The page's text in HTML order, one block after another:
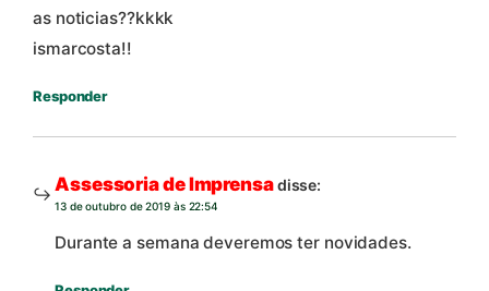
as noticias??kkkk
ismarcosta!!
Responder
Assessoria de Imprensadisse:
13 de outubro de 2019 às 22:54
Durante a semana deveremos ter novidades.